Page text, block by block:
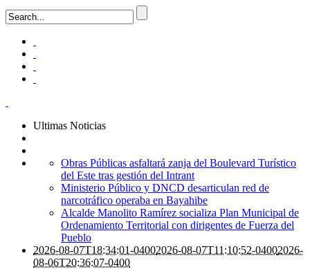
Ultimas Noticias
Obras Públicas asfaltará zanja del Boulevard Turístico
del Este tras gestión del Intrant
Ministerio Público y DNCD desarticulan red de
narcotráfico operaba en Bayahibe
Alcalde Manolito Ramírez socializa Plan Municipal de
Ordenamiento Territorial con dirigentes de Fuerza del
Pueblo
2026-08-07T18:34:01-04002026-08-07T11:10:52-04002026-
08-06T20:36:07-0400